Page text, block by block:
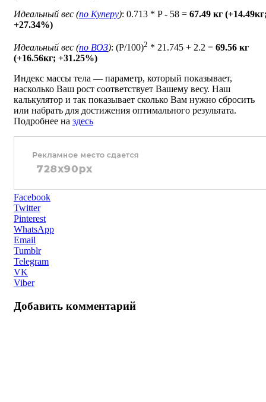
Идеальный вес (по Куперу): 0.713 * P - 58 = 67.49 кг
+27.34%)
Идеальный вес (по ВОЗ): (P/100)2 * 21.745 + 2.2 = 69.56 кг
(+16.56кг; +31.25%)
Индекс массы тела — параметр, который показывает,
насколько Ваш рост соответствует Вашему весу. Наш
калькулятор и так показывает сколько Вам нужно сбросить
или набрать для достижения оптимального результата.
Подробнее на здесь
Facebook
Twitter
Pinterest
WhatsApp
Email
Tumblr
Telegram
VK
Viber
Добавить комментарий